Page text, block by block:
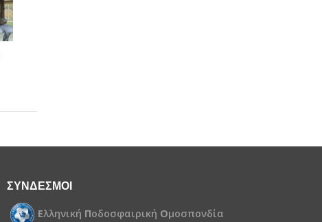
ΣΥΝΔΕΣΜΟΙ
Ελληνική Ποδοσφαιρική Ομοσπονδία